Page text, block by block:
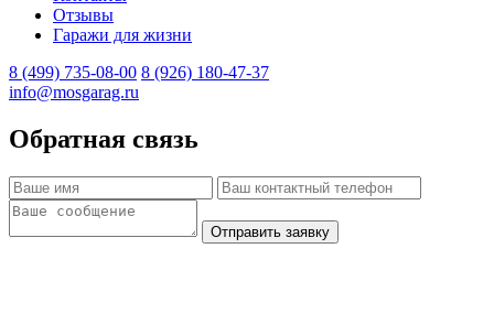
Отзывы
Гаражи для жизни
8 (499) 735-08-00 8 (926) 180-47-37
info@mosgarag.ru
Обратная связь
Отправить заявку